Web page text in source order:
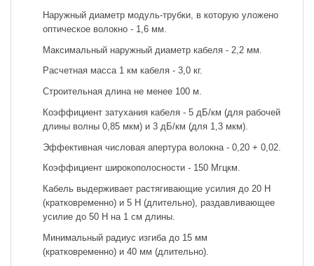
Наружный диаметр модуль-трубки, в которую уложено
оптическое волокно - 1,6 мм.
Максимальный наружный диаметр кабеля - 2,2 мм.
Расчетная масса 1 км кабеля - 3,0 кг.
Строительная длина не менее 100 м.
Коэффициент затухания кабеля - 5 дБ/км (для рабочей
длины волны 0,85 мкм) и 3 дБ/км (для 1,3 мкм).
Эффективная числовая апертура волокна - 0,20 + 0,02.
Коэффициент широкополосности - 150 Мгцкм.
Кабель выдерживает растягивающие усилия до 20 Н
(кратковременно) и 5 Н (длительно), раздавливающее
усилие до 50 Н на 1 см длины.
Минимальный радиус изгиба до 15 мм
(кратковременно) и 40 мм (длительно).